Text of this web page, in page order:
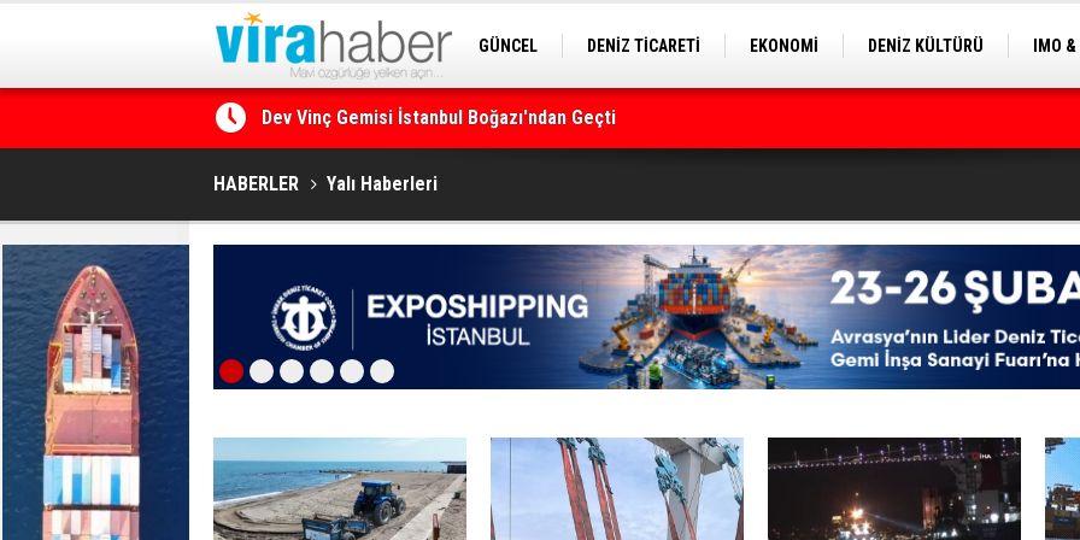
GÜNCEL DENİZ TİCARETİ EKONOMİ DENİZ KÜLTÜRÜ
IMO
Ege Denizi’nin En Büyük Mercan Ormanı
HABERLER Yalı Haberleri